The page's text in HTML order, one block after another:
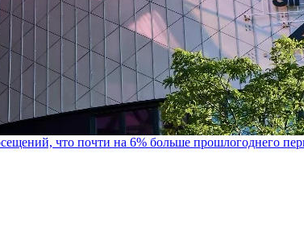
что почти на 6% больше прошлогоднего